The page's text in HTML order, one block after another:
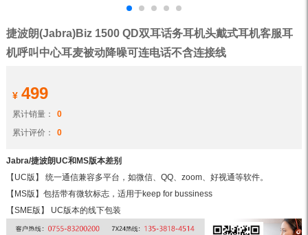
捷波朗(Jabra)Biz 1500 QD双耳话务耳机头戴式耳机客服耳
机呼叫中心耳麦被动降噪可连电话不含连接线
¥ 499
累计销量：
0
累计评价：
0
Jabra/捷波朗UC和MS版本差别
【UC版】 统一通信兼容多平台，如微信、QQ、zoom、好视通等软件。
【MS版】包括带有微软标志，适用于keep for bussiness
【SME版】 UC版本的线下包装